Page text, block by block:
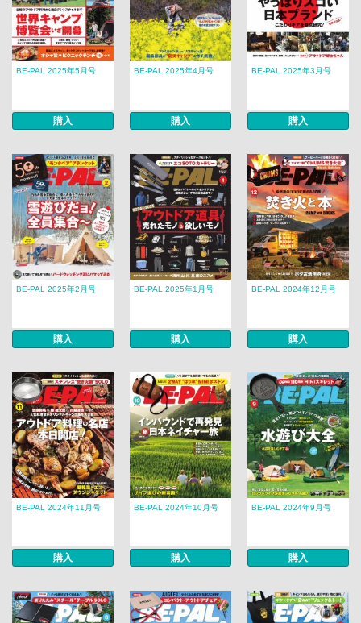
BE-PAL 2025年5月号
購入
BE-PAL 2025年4月号
購入
BE-PAL 2025年3月号
購入
BE-PAL 2025年2月号
購入
BE-PAL 2025年1月号
購入
BE-PAL 2024年12月号
購入
BE-PAL 2024年11月号
購入
BE-PAL 2024年10月号
購入
BE-PAL 2024年9月号
購入